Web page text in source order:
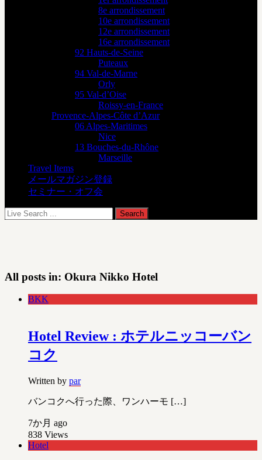
8e arrondissement
10e arrondissement
12e arrondissement
16e arrondissement
92 Hauts-de-Seine
Puteaux
94 Val-de-Marne
Orly
95 Val-d’Oise
Roissy-en-France
Provence-Alpes-Côte d’Azur
06 Alpes-Maritimes
Nice
13 Bouches-du-Rhône
Marseille
Travel Items
メールマガジン登録
セミナー・オフ会
All posts in: Okura Nikko Hotel
BKK
Hotel Review : ホテルニッコーバン
コク
Written by par
バンコクへ行った際、ワンハーモ […]
7か月 ago
838 Views
Hotel